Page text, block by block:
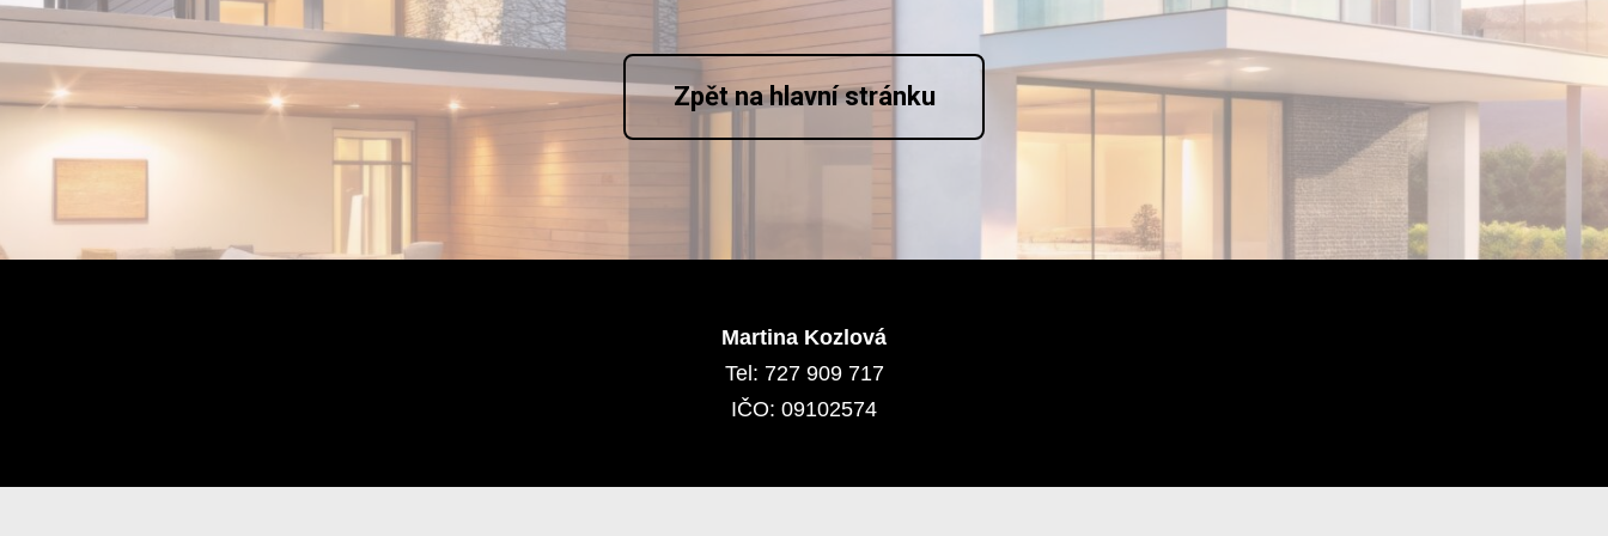
Zpět na hlavní stránku
Martina Kozlová
Tel: 727 909 717
IČO: 09102574